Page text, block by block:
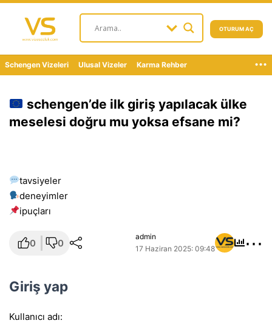
OTURUM AÇ
Schengen Vizeleri Ulusal Vizeler Karma Rehber ...
schengen’de ilk giriş yapılacak ülke
meselesi doğru mu yoksa efsane mi?
tavsiyeler
deneyimler
i̇puçları
0 0
admin
17 Haziran 2025: 09:48
⋯
Giriş yap
Kullanıcı adı: